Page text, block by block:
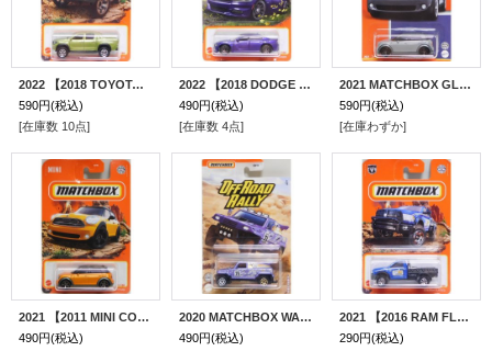
2022 【2018 TOYOTA HILUX】OLIVE
590円(税込)
[在庫数 10点]
2022 【2018 DODGE CHARGER】PURPLE
490円(税込)
[在庫数 4点]
2021 MATCHBOX GLOBAL SERIES 【2011 MINI COUTRYMAN】GRAY(予約不可）
590円(税込)
[在庫わずか]
2021 【2011 MINI COUNTRYMAN】 ORANGE
490円(税込)
2020 MATCHBOX WALMART EXCLUSIVE "OFF ROAD RALLY"【RIDGE RIDER】VIOLET (予約不可）
490円(税込)
2021 【2016 RAM FLATBED】BLUE-BLACK
290円(税込)